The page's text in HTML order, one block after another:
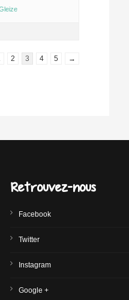
2 3 4 5 →
Retrouvez-nous
Facebook
Twitter
Instagram
Google +